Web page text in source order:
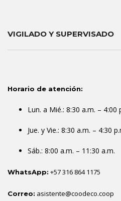
VIGILADO Y SUPERVISADO
Horario de atención:
Lun. a Mié.: 8:30 a.m. – 4:00
Jue. y Vie.: 8:30 a.m. – 4:30
Sáb.: 8:00 a.m. – 11:30 a.m.
WhatsApp: +57 316 864 1175
Correo: asistente@coodeco.coop